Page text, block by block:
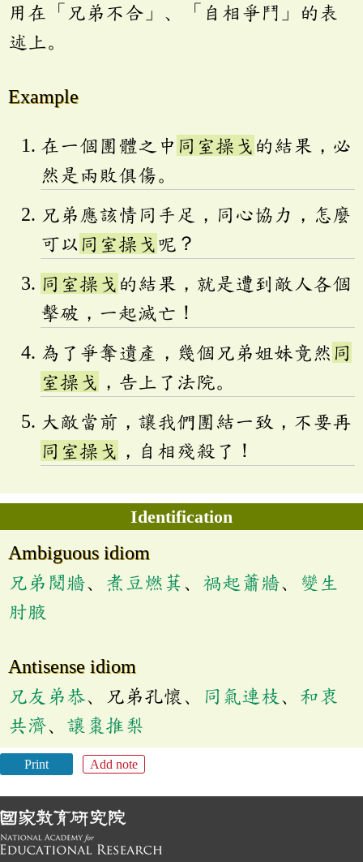
用在「兄弟不合」、「自相爭鬥」的表
述上。
Example
在一個團體之中 同室操戈 的結果，必
然是兩敗俱傷。
兄弟應該情同手足，同心協力，怎麼
可以 同室操戈呢？
同室操戈 的結果，就是遭到敵人各個
擊破，一起滅亡！
為了爭奪遺產，幾個兄弟姐妹竟然 同
室操戈 ，告上了法院。
大敵當前，讓我們團結一致，不要再
同室操戈 ，自相殘殺了！
Identification
Ambiguous idiom
兄弟鬩牆、 煮豆燃萁、 禍起蕭牆、
變生
肘腋
Antisense idiom
兄友弟恭、兄弟孔懷、 同氣連枝 、 和衷
共濟、 讓棗推梨
Print Add note